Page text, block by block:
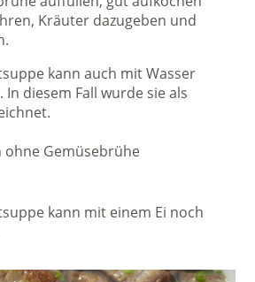
Kräuter dazugeben und
kann auch mit Wasser
diesem Fall wurde sie als
ohne Gemüsebrühe
kann mit einem Ei noch